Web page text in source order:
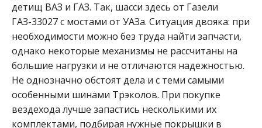
детищ ВАЗ и ГАЗ. Так, шасси здесь от Газели
ГАЗ-33027 с мостами от УАЗа. Ситуация двояка: при
необходимости можно без труда найти запчасти,
однако некоторые механизмы не рассчитаны на
большие нагрузки и не отличаются надежностью.
Не однозначно обстоят дела и с теми самыми
особенными шинами Трэколов. При покупке
вездехода лучше запастись несколькими их
комплектами, подбирая нужные покрышки в